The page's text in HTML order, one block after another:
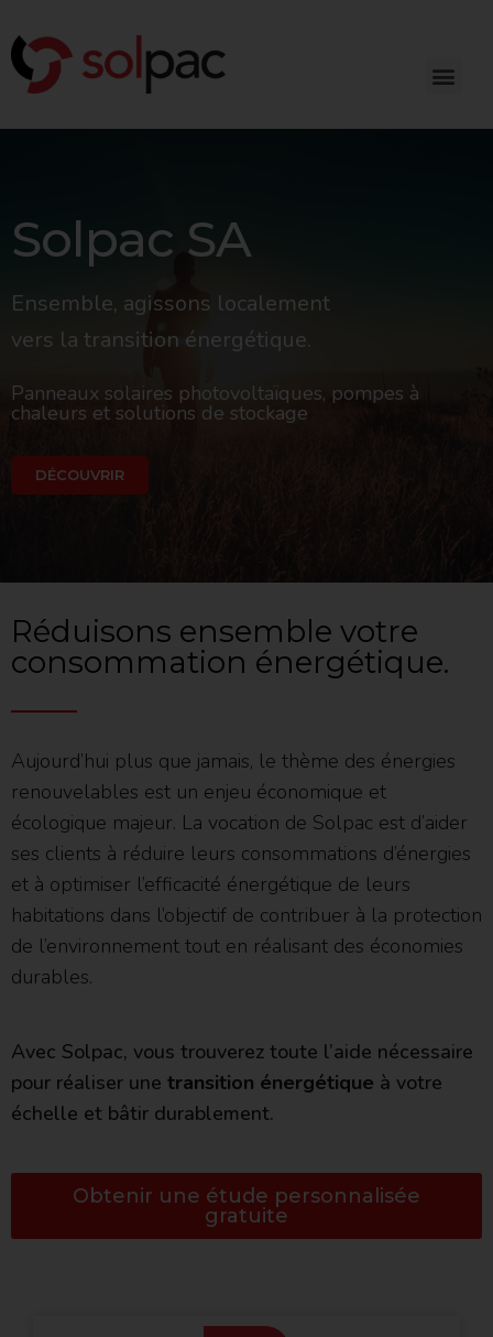
Solpac SA
Ensemble, agissons localement
vers la transition énergétique.
Panneaux solaires photovoltaïques, pompes à
chaleurs et solutions de stockage
DÉCOUVRIR
Réduisons ensemble votre
consommation énergétique.
Aujourd’hui plus que jamais, le thème des énergies
renouvelables est un enjeu économique et
écologique majeur. La vocation de Solpac est d’aider
ses clients à réduire leurs consommations d’énergies
et à optimiser l’efficacité énergétique de leurs
habitations dans l’objectif de contribuer à la protection
de l’environnement tout en réalisant des économies
durables.
Avec Solpac, vous trouverez toute l’aide nécessaire
pour réaliser une transition énergétique à votre
échelle et bâtir durablement.
Obtenir une étude personnalisée
gratuite